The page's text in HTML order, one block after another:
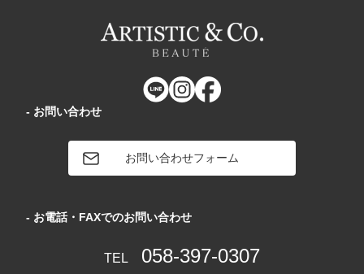
- お問い合わせ
お問い合わせフォーム
- お電話・FAXでのお問い合わせ
TEL 058-397-0307